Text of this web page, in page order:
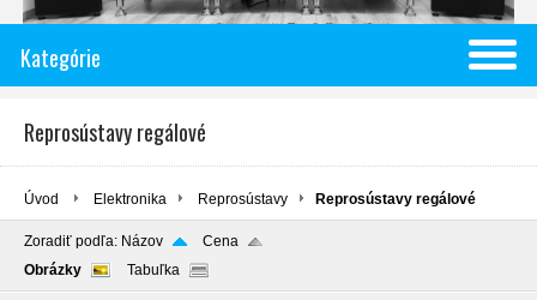
Kategórie
Reprosústavy regálové
Úvod Elektronika Reprosústavy Reprosústavy regálové
Zoradiť podľa: Názov
Cena
Obrázky
Tabuľka